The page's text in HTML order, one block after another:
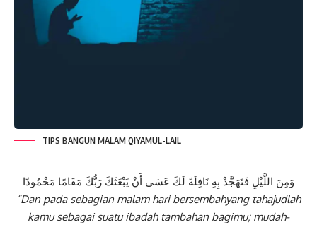
TIPS BANGUN MALAM QIYAMUL-LAIL
وَمِنَ اللَّيْلِ فَتَهَجَّدْ بِهِ نَافِلَةً لَكَ عَسَى أَنْ يَبْعَثَكَ رَبُّكَ مَقَامًا مَحْمُودًا
“Dan pada sebagian malam hari bersembahyang tahajudlah
kamu sebagai suatu ibadah tambahan bagimu; mudah-